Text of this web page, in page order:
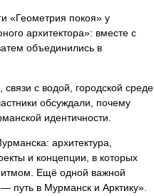
«Геометрия покоя» у
архитектора»: вместе с
объединились в
с водой, городской среде
обсуждали, почему
идентичности.
архитектура,
и концепции, в которых
Ещё одной важной
путь в Мурманск и Арктику».